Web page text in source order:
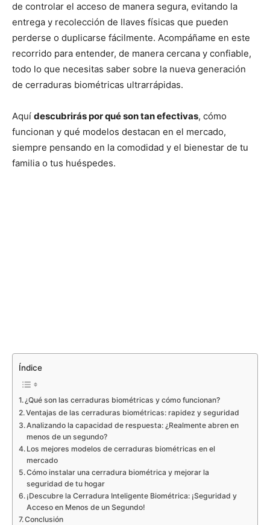
de controlar el acceso de manera segura, evitando la
entrega y recolección de llaves físicas que pueden
perderse o duplicarse fácilmente. Acompáñame en este
recorrido para entender, de manera cercana y confiable,
todo lo que necesitas saber sobre la nueva generación
de cerraduras biométricas ultrarrápidas.
Aquí descubrirás por qué son tan efectivas, cómo
funcionan y qué modelos destacan en el mercado,
siempre pensando en la comodidad y el bienestar de tu
familia o tus huéspedes.
Índice
¿Qué son las cerraduras biométricas y cómo funcionan?
Ventajas de las cerraduras biométricas: rapidez y seguridad
Analizando la capacidad de respuesta: ¿Realmente abren en
menos de un segundo?
Los mejores modelos de cerraduras biométricas en el
mercado
Cómo instalar una cerradura biométrica y mejorar la
seguridad de tu hogar
¡Descubre la Cerradura Inteligente Biométrica: ¡Seguridad y
Acceso en Menos de un Segundo!
Conclusión